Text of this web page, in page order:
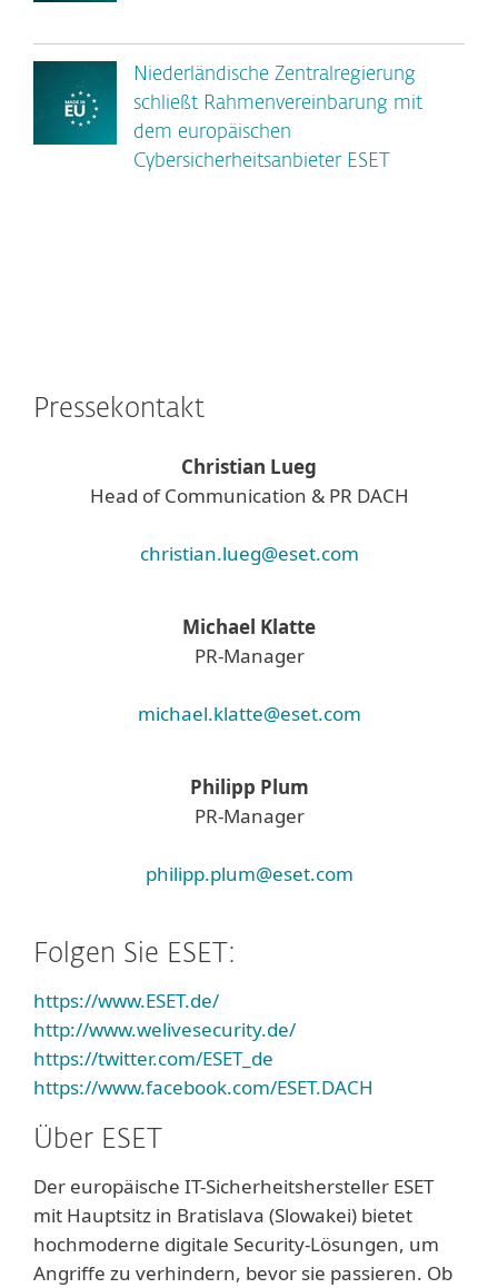
Niederländische Zentralregierung
schließt Rahmenvereinbarung mit
dem europäischen
Cybersicherheitsanbieter ESET
Pressekontakt
Christian Lueg
Head of Communication & PR DACH
christian.lueg@eset.com
Michael Klatte
PR-Manager
michael.klatte@eset.com
Philipp Plum
PR-Manager
philipp.plum@eset.com
Folgen Sie ESET:
https://www.ESET.de/
http://www.welivesecurity.de/
https://twitter.com/ESET_de
https://www.facebook.com/ESET.DACH
Über ESET
Der europäische IT-Sicherheitshersteller ESET
mit Hauptsitz in Bratislava (Slowakei) bietet
hochmoderne digitale Security-Lösungen, um
Angriffe zu verhindern, bevor sie passieren. Ob